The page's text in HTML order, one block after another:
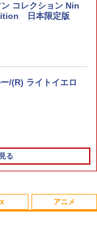
コレクション Nin
日本限定版
/(R) ライトイエロ
る
版
バーII
ードレス 60日 本体
策 駆除 蚊取り 無
アニメ